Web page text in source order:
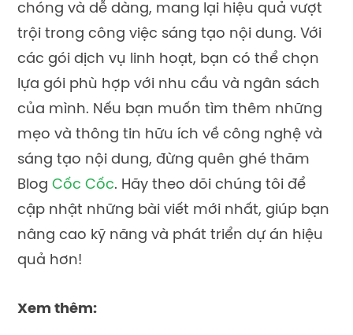
chóng và dễ dàng, mang lại hiệu quả vượt
trội trong công việc sáng tạo nội dung. Với
các gói dịch vụ linh hoạt, bạn có thể chọn
lựa gói phù hợp với nhu cầu và ngân sách
của mình. Nếu bạn muốn tìm thêm những
mẹo và thông tin hữu ích về công nghệ và
sáng tạo nội dung, đừng quên ghé thăm
Blog Cốc Cốc. Hãy theo dõi chúng tôi để
cập nhật những bài viết mới nhất, giúp bạn
nâng cao kỹ năng và phát triển dự án hiệu
quả hơn!
Xem thêm: